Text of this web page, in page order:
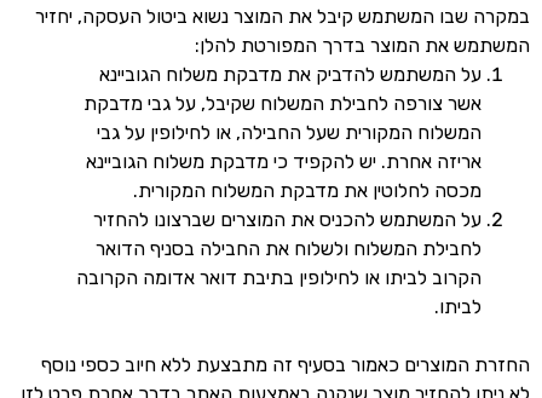
במקרה שבו המשתמש קיבל את המוצר נשוא ביטול העסקה, יחזיר
המשתמש את המוצר בדרך המפורטת להלן:
על המשתמש להדביק את מדבקת משלוח הגוביינא
אשר צורפה לחבילת המשלוח שקיבל, על גבי מדבקת
המשלוח המקורית שעל החבילה, או לחילופין על גבי
אריזה אחרת. יש להקפיד כי מדבקת משלוח הגוביינא
מכסה לחלוטין את מדבקת המשלוח המקורית.
על המשתמש להכניס את המוצרים שברצונו להחזיר
לחבילת המשלוח ולשלוח את החבילה בסניף הדואר
הקרוב לביתו או לחילופין בתיבת דואר אדומה הקרובה
לביתו.
החזרת המוצרים כאמור בסעיף זה מתבצעת ללא חיוב כספי נוסף